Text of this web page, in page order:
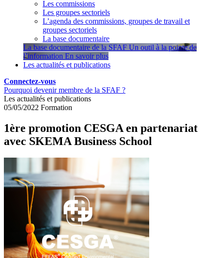
Les commissions
Les groupes sectoriels
L’agenda des commissions, groupes de travail et
groupes sectoriels
La base documentaire
La base documentaire de la SFAF Un outil à la pointe de
l’information En savoir plus
Les actualités et publications
Connectez-vous
Pourquoi devenir membre de la SFAF ?
Les actualités et publications
05/05/2022 Formation
1ère promotion CESGA en partenariat
avec SKEMA Business School